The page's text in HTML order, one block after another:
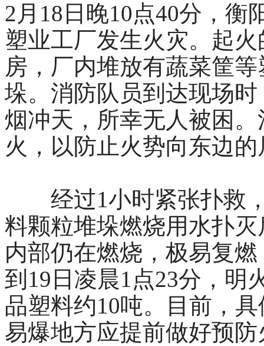
2月18日晚10点40分，衡
塑业工厂发生火灾。起
房，厂内堆放有蔬菜筐
垛。消防队员到达现场
烟冲天，所幸无人被困
火，以防止火势向东边
经过1小时紧张扑救，
料颗粒堆垛燃烧用水扑
内部仍在燃烧，极易复
到19日凌晨1点23分，明
品塑料约10吨。目前，
易爆地方应提前做好预